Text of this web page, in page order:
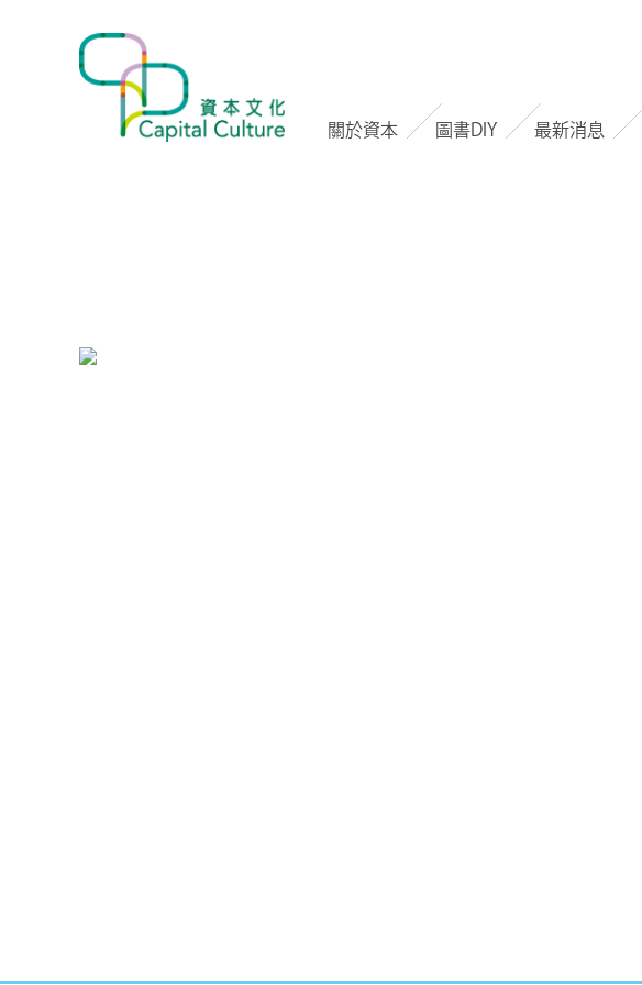
關於資本 圖書DIY 最新消息